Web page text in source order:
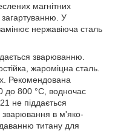
магнітних
загартуванню. У
нержавіюча сталь
зварюванню.
жароміцна сталь.
Рекомендована
до 800 °C, водночас
не піддається
зварювання в м'яко-
титану для